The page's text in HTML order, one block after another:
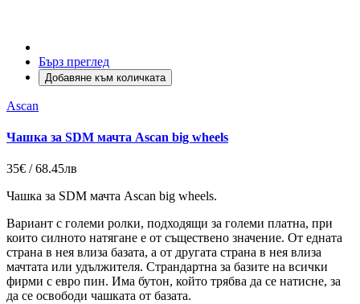
Бърз преглед
Добавяне към количката
Ascan
Чашка за SDM мачта Ascan big wheels
35€ / 68.45лв
Чашка за SDM мачта Ascan big wheels.
Вариант с големи ролки, подходящи за големи платна, при
които силното натягане е от съществено значение. От едната
страна в нея влиза базата, а от другата страна в нея влиза
мачтата или удължителя. Страндартна за базите на всички
фирми с евро пин. Има бутон, който трябва да се натисне, за
да се освободи чашката от базата.